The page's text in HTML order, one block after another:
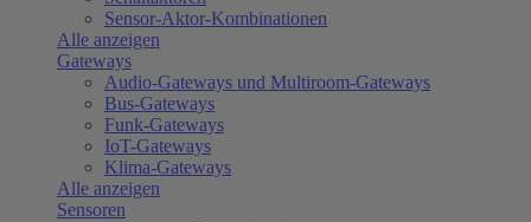
Sensor-Aktor-Kombinationen
Alle anzeigen
Gateways
Audio-Gateways und Multiroom-Gateways
Bus-Gateways
Funk-Gateways
IoT-Gateways
Klima-Gateways
Alle anzeigen
Sensoren